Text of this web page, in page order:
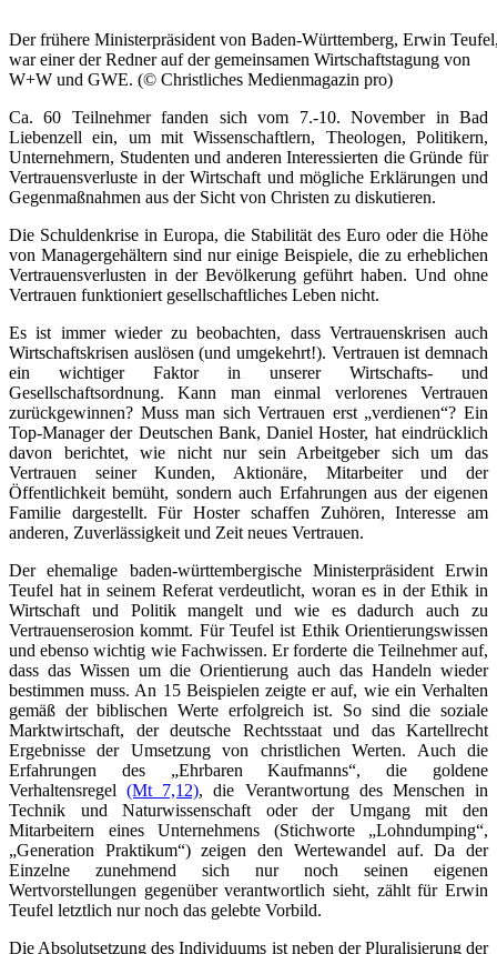
Der frühere Ministerpräsident von Baden-Württemberg, Erwin
war einer der Redner auf der gemeinsamen Wirtschaftstagung von
W+W und GWE. (© Christliches Medienmagazin pro)
Ca. 60 Teilnehmer fanden sich vom 7.-10. November in Bad
Liebenzell ein, um mit Wissenschaftlern, Theologen, Politikern,
Unternehmern, Studenten und anderen Interessierten die Gründe für
Vertrauensverluste in der Wirtschaft und mögliche Erklärungen und
Gegenmaßnahmen aus der Sicht von Christen zu diskutieren.
Die Schuldenkrise in Europa, die Stabilität des Euro oder die Höhe
von Managergehältern sind nur einige Beispiele, die zu erheblichen
Vertrauensverlusten in der Bevölkerung geführt haben. Und ohne
Vertrauen funktioniert gesellschaftliches Leben nicht.
Es ist immer wieder zu beobachten, dass Vertrauenskrisen auch
Wirtschaftskrisen auslösen (und umgekehrt!). Vertrauen ist demnach
ein wichtiger Faktor in unserer Wirtschafts- und
Gesellschaftsordnung. Kann man einmal verlorenes Vertrauen
zurückgewinnen? Muss man sich Vertrauen erst „verdienen“? Ein
Top-Manager der Deutschen Bank, Daniel Hoster, hat eindrücklich
davon berichtet, wie nicht nur sein Arbeitgeber sich um das
Vertrauen seiner Kunden, Aktionäre, Mitarbeiter und der
Öffentlichkeit bemüht, sondern auch Erfahrungen aus der eigenen
Familie dargestellt. Für Hoster schaffen Zuhören, Interesse am
anderen, Zuverlässigkeit und Zeit neues Vertrauen.
Der ehemalige baden-württembergische Ministerpräsident Erwin
Teufel hat in seinem Referat verdeutlicht, woran es in der Ethik in
Wirtschaft und Politik mangelt und wie es dadurch auch zu
Vertrauenserosion kommt. Für Teufel ist Ethik Orientierungswissen
und ebenso wichtig wie Fachwissen. Er forderte die Teilnehmer auf,
dass das Wissen um die Orientierung auch das Handeln wieder
bestimmen muss. An 15 Beispielen zeigte er auf, wie ein Verhalten
gemäß der biblischen Werte erfolgreich ist. So sind die soziale
Marktwirtschaft, der deutsche Rechtsstaat und das Kartellrecht
Ergebnisse der Umsetzung von christlichen Werten. Auch die
Erfahrungen des „Ehrbaren Kaufmanns“, die goldene
Verhaltensregel(Mt 7,12), die Verantwortung des Menschen in
Technik und Naturwissenschaft oder der Umgang mit den
Mitarbeitern eines Unternehmens (Stichworte „Lohndumping“,
„Generation Praktikum“) zeigen den Wertewandel auf. Da der
Einzelne zunehmend sich nur noch seinen eigenen
Wertvorstellungen gegenüber verantwortlich sieht, zählt für Erwin
Teufel letztlich nur noch das gelebte Vorbild.
Die Absolutsetzung des Individuums ist neben der Pluralisierung der